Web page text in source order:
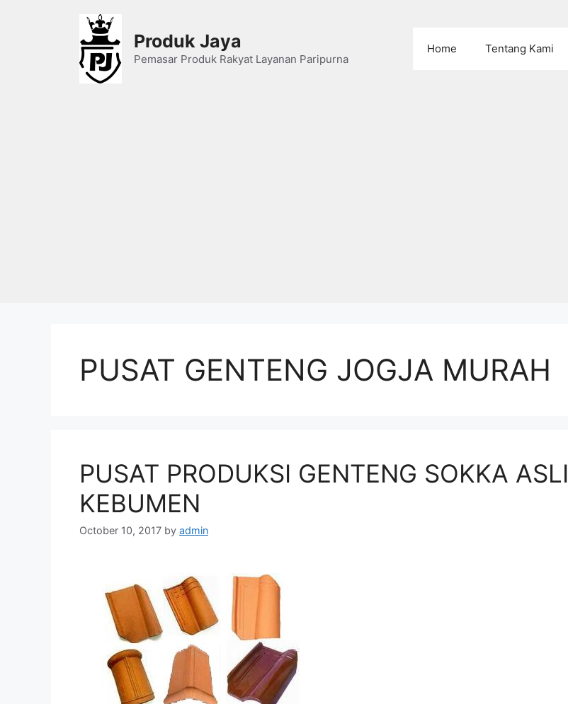
Produk Jaya
Pemasar Produk Rakyat Layanan Paripurna
Home Tentang Kami
PUSAT GENTENG JOGJA MURAH
PUSAT PRODUKSI GENTENG SOKKA ASLI
KEBUMEN
October 10, 2017 by admin